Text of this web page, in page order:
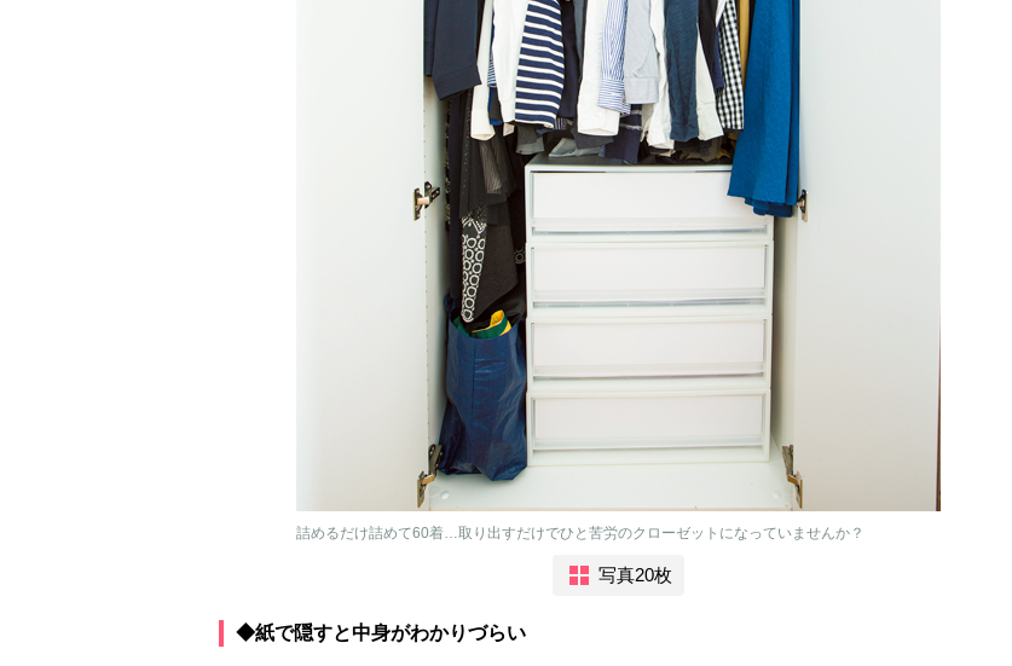
詰めるだけ詰めて60着…取り出すだけでひと苦労のクローゼットになっていませんか？
写真20枚
◆紙で隠すと中身がわかりづらい